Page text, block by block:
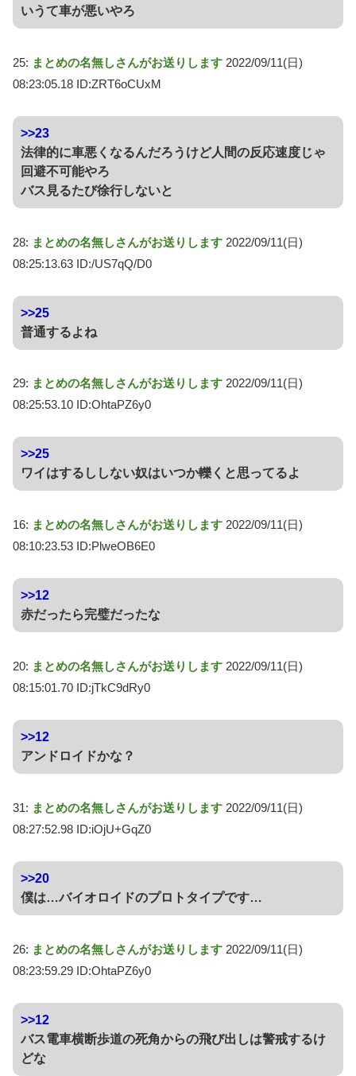
いうて車が悪いやろ
25: まとめの名無しさんがお送りします 2022/09/11(日)
08:23:05.18 ID:ZRT6oCUxM
>>23
法律的に車悪くなるんだろうけど人間の反応速度じゃ
回避不可能やろ
バス見るたび徐行しないと
28: まとめの名無しさんがお送りします 2022/09/11(日)
08:25:13.63 ID:/US7qQ/D0
>>25
普通するよね
29: まとめの名無しさんがお送りします 2022/09/11(日)
08:25:53.10 ID:OhtaPZ6y0
>>25
ワイはするししない奴はいつか轢くと思ってるよ
16: まとめの名無しさんがお送りします 2022/09/11(日)
08:10:23.53 ID:PlweOB6E0
>>12
赤だったら完璧だったな
20: まとめの名無しさんがお送りします 2022/09/11(日)
08:15:01.70 ID:jTkC9dRy0
>>12
アンドロイドかな？
31: まとめの名無しさんがお送りします 2022/09/11(日)
08:27:52.98 ID:iOjU+GqZ0
>>20
僕は…バイオロイドのプロトタイプです…
26: まとめの名無しさんがお送りします 2022/09/11(日)
08:23:59.29 ID:OhtaPZ6y0
>>12
バス電車横断歩道の死角からの飛び出しは警戒するけ
どな